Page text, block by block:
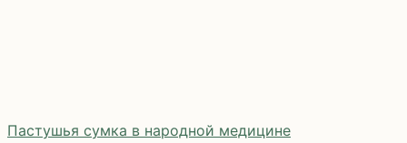
Пастушья сумка в народной медицине